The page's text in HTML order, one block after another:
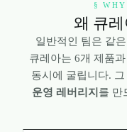
§
왜 큐
일반적인 팀은 같
큐레아는 6개 제품
동시에 굴립니다.
운영 레버리지 를 만